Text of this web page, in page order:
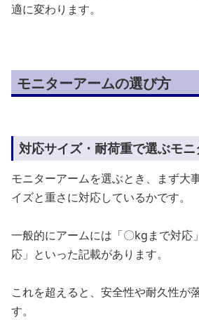
適に変わります。
モニターアームの選び方
対応サイズ・耐荷重で選ぶモ
モニターアームを選ぶとき、まず大
イズと重さに対応しているかです。
一般的にアームには「〇kgまで対応
応」といった記載があります。
これを超えると、安全性や耐久性が
す。